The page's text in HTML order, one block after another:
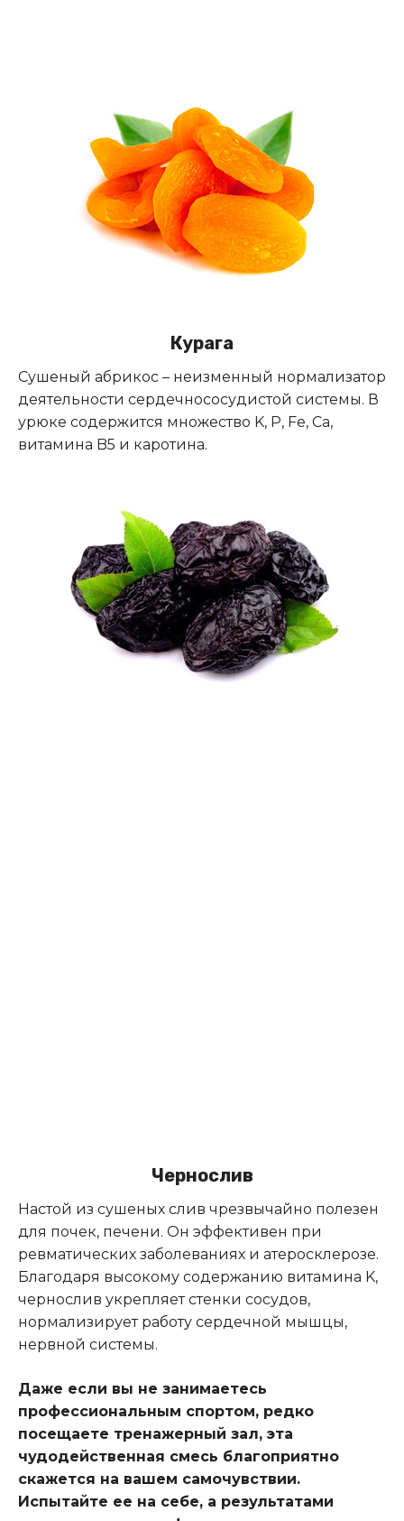
Курага
Сушеный абрикос – неизменный нормализатор
деятельности сердечнососудистой системы. В
урюке содержится множество K, P, Fe, Ca,
витамина B5 и каротина.
Чернослив
Настой из сушеных слив чрезвычайно полезен
для почек, печени. Он эффективен при
ревматических заболеваниях и атеросклерозе.
Благодаря высокому содержанию витамина K,
чернослив укрепляет стенки сосудов,
нормализирует работу сердечной мышцы,
нервной системы.
Даже если вы не занимаетесь
профессиональным спортом, редко
посещаете тренажерный зал, эта
чудодейственная смесь благоприятно
скажется на вашем самочувствии.
Испытайте ее на себе, а результатами